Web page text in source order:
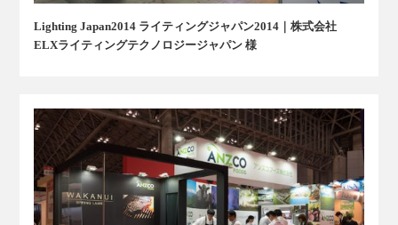
Lighting Japan2014 ライティングジャパン2014｜株式会社
ELXライティングテクノロジージャパン 様